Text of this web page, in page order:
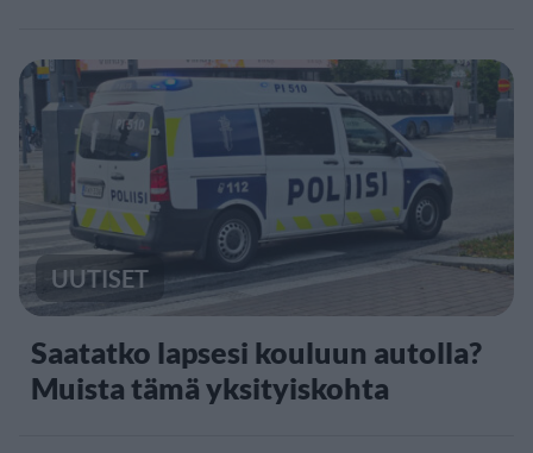
UUTISET
Saatatko lapsesi kouluun autolla?
Muista tämä yksityiskohta